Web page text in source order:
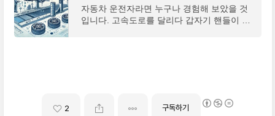
자동차 운전자라면 누구나 경험해 보았을 것
입니다. 고속도로를 달리다 갑자기 핸들이 떨
2 구독하기